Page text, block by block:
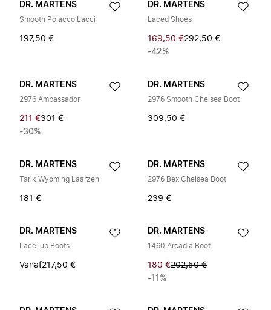
DR. MARTENS
Smooth Polacco Lacci
197,50 €
DR. MARTENS
Laced Shoes
169,50 €292,50 €
-42%
DR. MARTENS
2976 Ambassador
211 €301 €
-30%
DR. MARTENS
2976 Smooth Chelsea Boot
309,50 €
DR. MARTENS
Tarik Wyoming Laarzen
181 €
DR. MARTENS
2976 Bex Chelsea Boot
239 €
DR. MARTENS
Lace-up Boots
Vanaf217,50 €
DR. MARTENS
1460 Arcadia Boot
180 €202,50 €
-11%